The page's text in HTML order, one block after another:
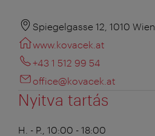
Spiegelgasse 12, 1010 Wien
www.kovacek.at
+43 1 512 99 54
office@kovacek.at
Nyitva tartás
H. - P., 10:00 - 18:00